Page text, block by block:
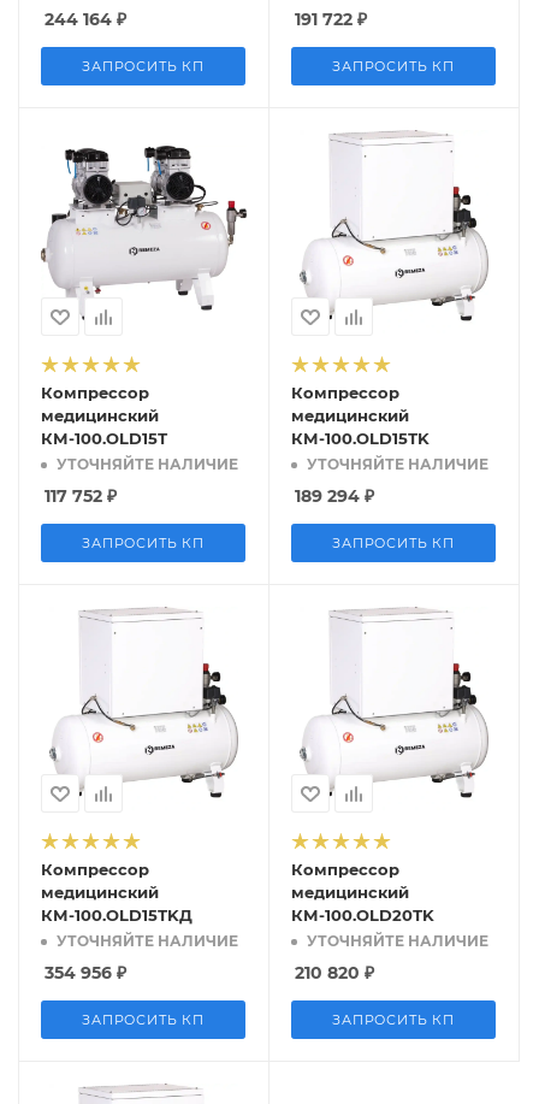
244 164 ₽
ЗАПРОСИТЬ КП
191 722 ₽
ЗАПРОСИТЬ КП
Компрессор
медицинский
КМ-100.OLD15Т
УТОЧНЯЙТЕ НАЛИЧИЕ
117 752 ₽
ЗАПРОСИТЬ КП
Компрессор
медицинский
КМ-100.OLD15ТK
УТОЧНЯЙТЕ НАЛИЧИЕ
189 294 ₽
ЗАПРОСИТЬ КП
Компрессор
медицинский
КМ-100.OLD15ТKД
УТОЧНЯЙТЕ НАЛИЧИЕ
354 956 ₽
ЗАПРОСИТЬ КП
Компрессор
медицинский
КМ-100.OLD20ТK
УТОЧНЯЙТЕ НАЛИЧИЕ
210 820 ₽
ЗАПРОСИТЬ КП